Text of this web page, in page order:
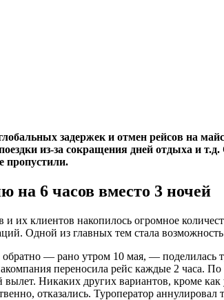
задержек и отмен рейсов на
из-за сокращения дней отдыха и
пропустили.
на 6 часов вместо 3 ночей
клиентов накопилось огромное
Одной из главных тем стала
— рано утром 10 мая, — поделилась
переносила рейс каждые 2 часа.
Никаких других вариантов, кроме
отказались. Туроператор